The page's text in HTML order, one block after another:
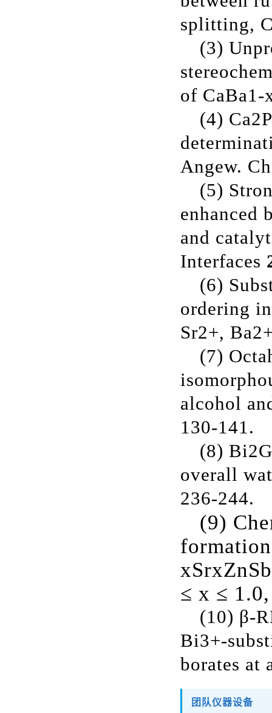
splitting,
(3)
of CaBa1-
(4)
Angew.
(5)
enhanced
and
Interfaces
(6)
ordering
Sr2+,
(7)
alcohol
130-141.
(8)
overall
236-244.
(9)
≤ x ≤
(10) β-
Bi3+-
borates at
团队仪器设备